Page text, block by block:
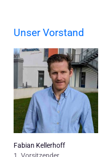
Unser Vorstand
Fabian Kellerhoff